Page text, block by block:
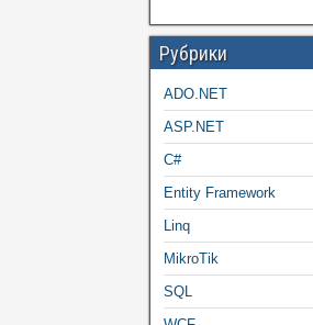
Рубрики
ADO.NET
ASP.NET
C#
Entity Framework
Linq
MikroTik
SQL